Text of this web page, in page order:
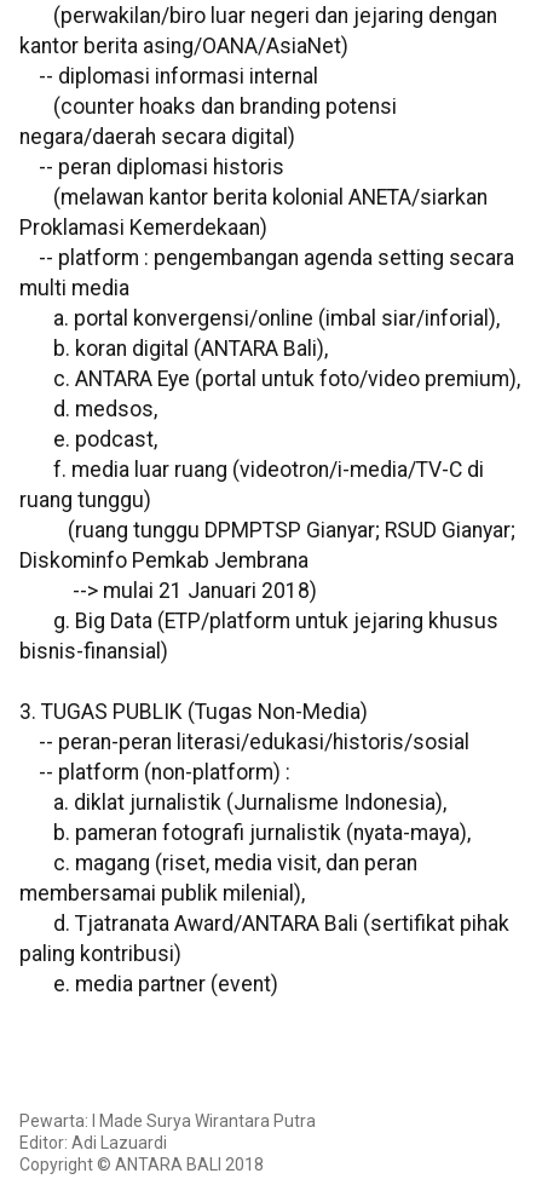
(perwakilan/biro luar negeri dan jejaring dengan
kantor berita asing/OANA/AsiaNet)
-- diplomasi informasi internal
(counter hoaks dan branding potensi
negara/daerah secara digital)
-- peran diplomasi historis
(melawan kantor berita kolonial ANETA/siarkan
Proklamasi Kemerdekaan)
-- platform : pengembangan agenda setting secara
multi media
a. portal konvergensi/online (imbal siar/inforial),
b. koran digital (ANTARA Bali),
c. ANTARA Eye (portal untuk foto/video premium),
d. medsos,
e. podcast,
f. media luar ruang (videotron/i-media/TV-C di
ruang tunggu)
(ruang tunggu DPMPTSP Gianyar; RSUD Gianyar;
Diskominfo Pemkab Jembrana
--> mulai 21 Januari 2018)
g. Big Data (ETP/platform untuk jejaring khusus
bisnis-finansial)
3. TUGAS PUBLIK (Tugas Non-Media)
-- peran-peran literasi/edukasi/historis/sosial
-- platform (non-platform) :
a. diklat jurnalistik (Jurnalisme Indonesia),
b. pameran fotografi jurnalistik (nyata-maya),
c. magang (riset, media visit, dan peran
membersamai publik milenial),
d. Tjatranata Award/ANTARA Bali (sertifikat pihak
paling kontribusi)
e. media partner (event)
Pewarta: I Made Surya Wirantara Putra
Editor: Adi Lazuardi
Copyright © ANTARA BALI 2018